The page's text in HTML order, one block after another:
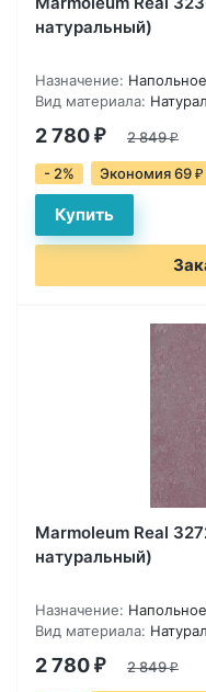
натуральный)
Назначение:
Вид материала:
2 780 ₽ 2 849₽
- 2% Экономия 69 ₽
Marmoleum Real
натуральный)
Назначение:
Вид материала:
2 780 ₽ 2 849₽